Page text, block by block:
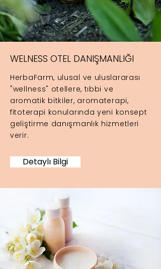
WELNESS OTEL DANIŞMANLIĞI
HerbaFarm, ulusal ve uluslararası
"wellness" otellere, tıbbi ve
aromatik bitkiler, aromaterapi,
fitoterapi konularında yeni konsept
geliştirme danışmanlık hizmetleri
verir.
Detaylı Bilgi